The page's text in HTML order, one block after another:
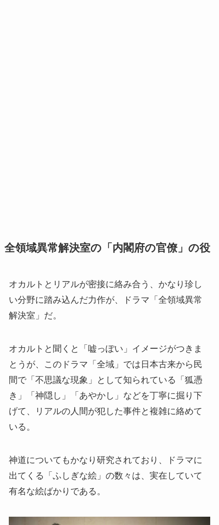
全領域異常解決室の「内閣府の官僚」の役
オカルトとリアルが密接に絡み合う、かなり珍し
い分野に踏み込んだ力作が、ドラマ「全領域異常
解決室」だ。
オカルトと聞くと「嘘っぽい」イメージがつきま
とうが、このドラマ「全域」では日本古来から民
間で「不思議な現象」として知られている「狐憑
き」「神隠し」「あやかし」などを丁寧に掘り下
げて、リアルの人間が犯した事件と複雑に絡めて
いる。
神道についてもかなり研究されており、ドラマに
出てくる「ふしぎな絵」の数々は、実在していて
有名な絵ばかりである。